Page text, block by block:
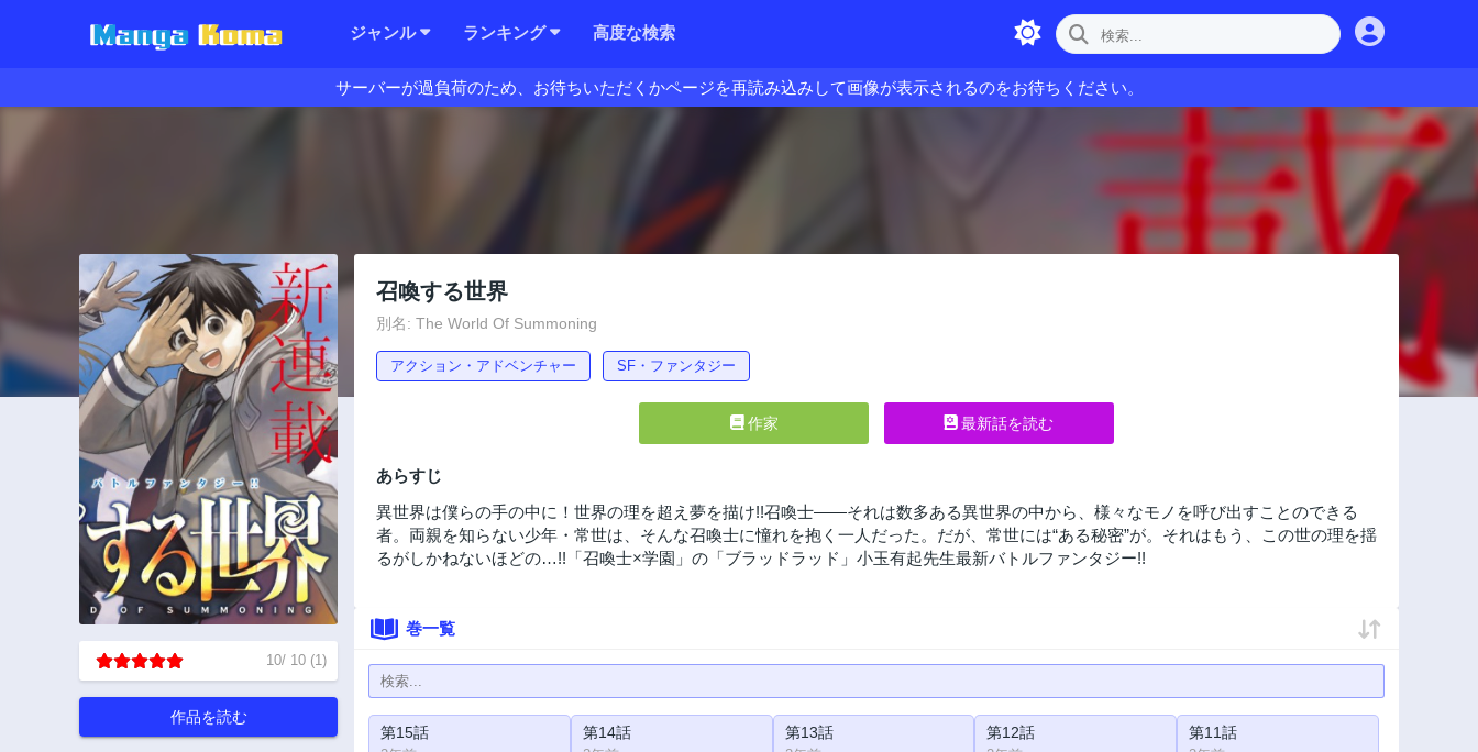
ジャンル ランキング 高度な検索
サーバーが過負荷のため、お待ちいただくかページを再読み込みして画像が表示されるのをお待ちください。
10/ 10 (1 )
作品を読む
召喚する世界
別名: The World Of Summoning
アクション・アドベンチャー SF・ファンタジー
作家 最新話を読む
あらすじ
異世界は僕らの手の中に！世界の理を超え夢を描け!!召喚士――それは数多ある異世界の中から、様々なモノを呼び出すことのできる
者。両親を知らない少年・常世は、そんな召喚士に憧れを抱く一人だった。だが、常世には“ある秘密”が。それはもう、この世の理を揺
るがしかねないほどの…!!「召喚士×学園」の「ブラッドラッド」小玉有起先生最新バトルファンタジー!!
巻一覧
第15話 第14話 第13話 第12話 第11話